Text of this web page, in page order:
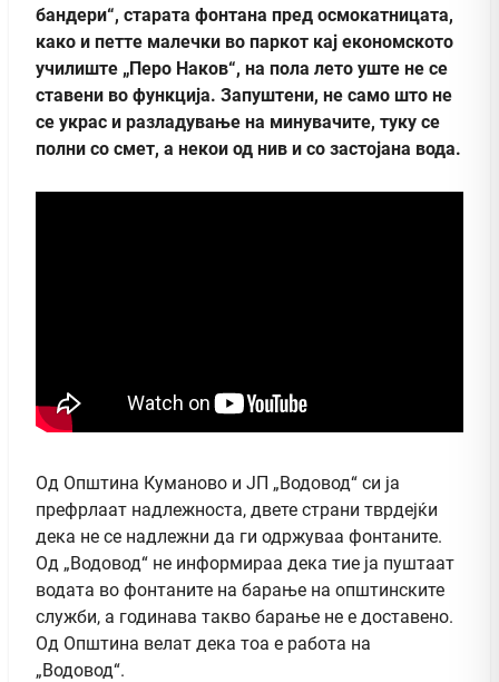
бандери“, старата фонтана пред осмокатницата,
како и петте малечки во паркот кај економското
училиште „Перо Наков“, на пола лето уште не се
ставени во функција. Запуштени, не само што не
се украс и разладување на минувачите, туку се
полни со смет, а некои од нив и со застојана вода.
Од Општина Куманово и ЈП „Водовод“ си ја
префрлаат надлежноста, двете страни тврдејќи
дека не се надлежни да ги одржуваа фонтаните.
Од „Водовод“ не информираа дека тие ја пуштаат
водата во фонтаните на барање на општинските
служби, а годинава такво барање не е доставено.
Од Општина велат дека тоа е работа на
„Водовод“.